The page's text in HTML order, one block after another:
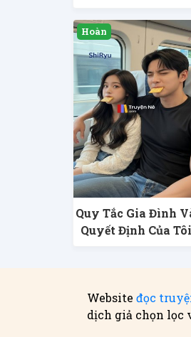
Quy Tắc Gia Đình
Quyết Định Của Tôi
Website đọc
dịch giả chọn lọc